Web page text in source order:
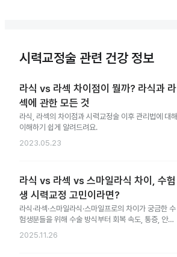
시력교정술 관련 건강 정보
라식 vs 라섹 차이점이 뭘까? 라식과 라
섹에 관한 모든 것
라식, 라섹의 차이점과 시력교정술 이후 관리법에 대해
이해하기 쉽게 알려드려요.
2023.05.23
라식 vs 라섹 vs 스마일라식 차이, 수험
생 시력교정 고민이라면?
라식·라섹·스마일라식·스마일프로의 차이가 궁금한 수
험생분들을 위해 수술 방식부터 회복 속도, 통증, 안전
성 차이까지 한 번에 정리했어요.
2025.11.26